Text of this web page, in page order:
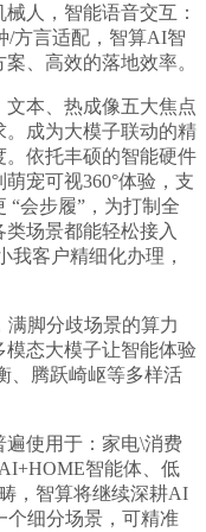
人，智能语音交互：
/方言适配，智算AI智
、高效的落地效率。
本、热成像五大焦点
成为大模子联动的精
依托丰硕的智能硬件
宠可视360°体验，支
“会步履”，为打制全
场景都能轻松接入
我客户精细化办理，
脚分歧场景的算力
态大模子让智能体验
、腾跃崎岖等多样活
使用于：家电\消费
智能体、低
，智算将继续深耕AI
个细分场景，可精准